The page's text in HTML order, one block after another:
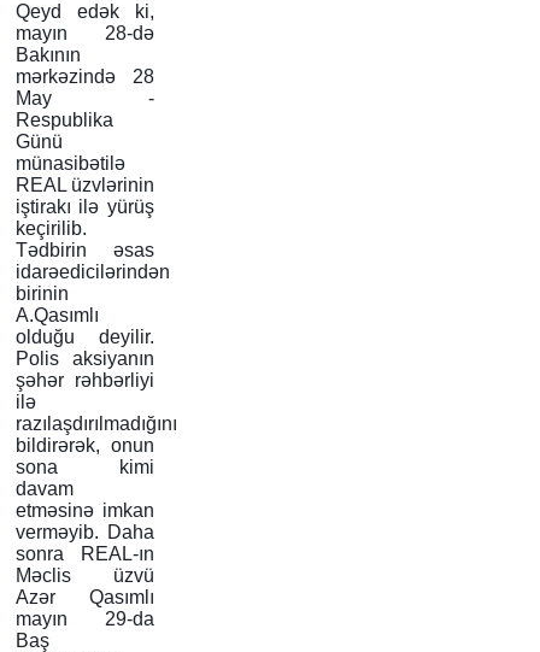
Qeyd edək ki,
mayın 28-də
Bakının
mərkəzində 28
May -
Respublika
Günü
münasibətilə
REAL üzvlərinin
iştirakı ilə yürüş
keçirilib.
Tədbirin əsas
idarəedicilərindən
birinin
A.Qasımlı
olduğu deyilir.
Polis aksiyanın
şəhər rəhbərliyi
ilə
razılaşdırılmadığını
bildirərək, onun
sona kimi
davam
etməsinə imkan
verməyib. Daha
sonra REAL-ın
Məclis üzvü
Azər Qasımlı
mayın 29-da
Baş